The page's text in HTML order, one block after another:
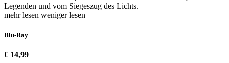
Legenden und vom Siegeszug des Lichts.
mehr lesen weniger lesen
Blu-Ray
€ 14,99